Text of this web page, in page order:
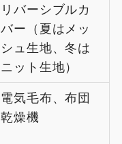
リバーシブルカ
バー（夏はメッ
シュ生地、冬は
ニット生地）
電気毛布、布団
乾燥機